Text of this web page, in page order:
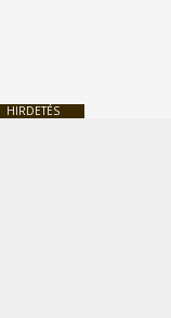
HIRDETÉS